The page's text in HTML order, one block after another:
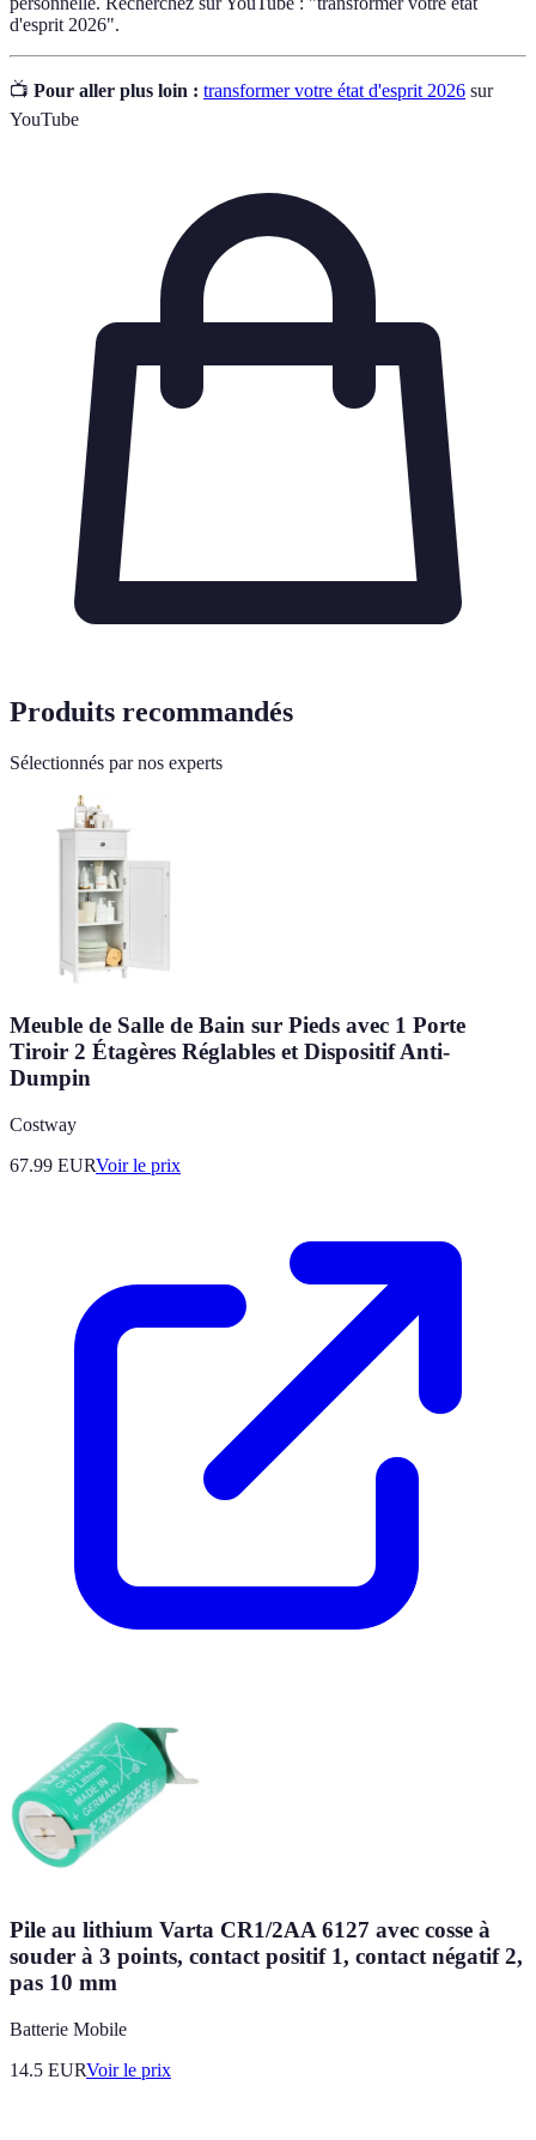
d'esprit 2026".
📺 Pour aller plus loin : transformer votre état d'esprit 2026 sur
YouTube
Produits recommandés
Sélectionnés par nos experts
Meuble de Salle de Bain sur Pieds avec 1 Porte
Tiroir 2 Étagères Réglables et Dispositif Anti-
Dumpin
Costway
67.99 EURVoir le prix
Pile au lithium Varta CR1/2AA 6127 avec cosse à
souder à 3 points, contact positif 1, contact négatif 2,
pas 10 mm
Batterie Mobile
14.5 EURVoir le prix